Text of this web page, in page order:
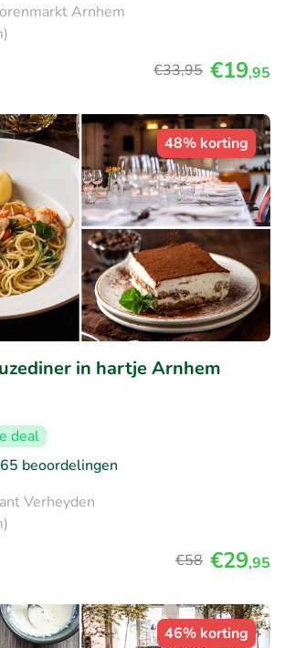
Arnhem
€33,95 €19,95
48% korting
in hartje Arnhem
deal
beoordelingen
Verheyden
€58 €29,95
46% korting